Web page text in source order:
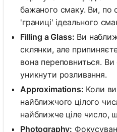
бажаного смаку. Ви, по
'границі' ідеального
Filling a Glass: Ви
склянки, але
вона переповниться.
уникнути розливання.
Approximations: Коли
найближчого цілого
найближче ціле число,
Photography: